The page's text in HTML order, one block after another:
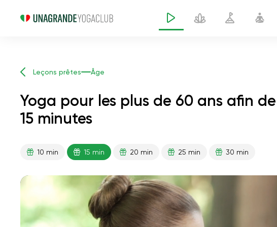
Leçons prêtes Âge
Yoga pour les plus de 60 ans afin
15 minutes
10 min 15 min 20 min 25 min 30 min